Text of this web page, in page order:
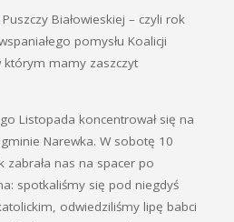
Białowieskiej – czyli rok
pomysłu Koalicji
którym mamy zaszczyt
Listopada koncentrował się na
Narewka. W sobotę 10
zabrała nas na spacer po
spotkaliśmy się pod niegdyś
odwiedziliśmy lipę babci